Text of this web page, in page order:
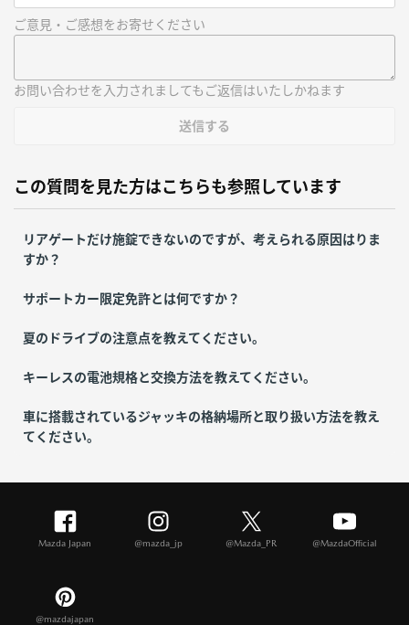
ご意見・ご感想をお寄せください
お問い合わせを入力されましてもご返信はいたしかねます
送信する
この質問を見た方はこちらも参照しています
リアゲートだけ施錠できないのですが、考えられる原因はりま
すか？
サポートカー限定免許とは何ですか？
夏のドライブの注意点を教えてください。
キーレスの電池規格と交換方法を教えてください。
車に搭載されているジャッキの格納場所と取り扱い方法を教え
てください。
Mazda Japan @mazda_jp @Mazda_PR @MazdaOfficial
@mazdajapan